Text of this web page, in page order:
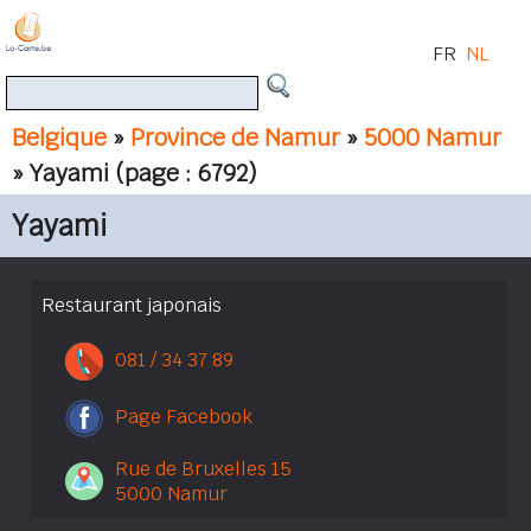
Belgique » Province de Namur» 5000 Namur
» Yayami (page : 6792)
FR NL
Yayami
Restaurant japonais
081 / 34 37 89
Page Facebook
Rue de Bruxelles 15
5000 Namur